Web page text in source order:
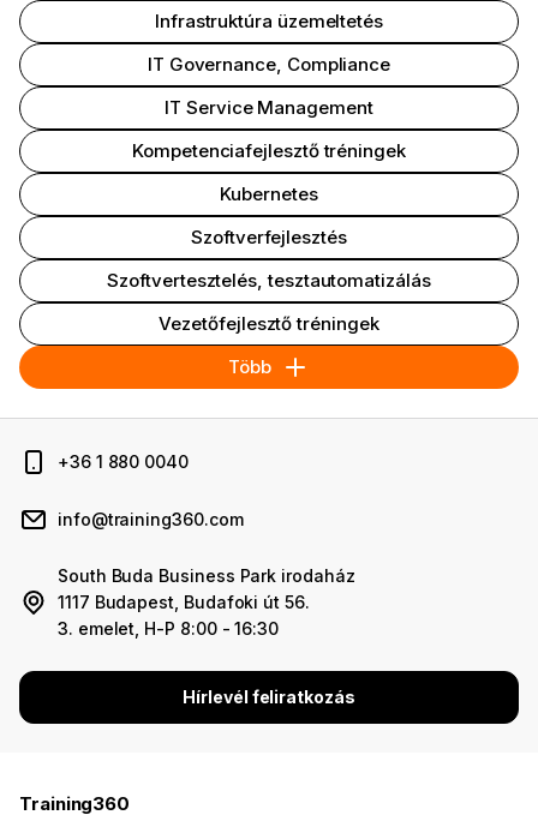
Infrastruktúra üzemeltetés
IT Governance, Compliance
IT Service Management
Kompetenciafejlesztő tréningek
Kubernetes
Szoftverfejlesztés
Szoftvertesztelés, tesztautomatizálás
Vezetőfejlesztő tréningek
Több
+36 1 880 0040
info@training360.com
South Buda Business Park irodaház
1117 Budapest, Budafoki út 56.
3. emelet, H-P 8:00 - 16:30
Hírlevél feliratkozás
Training360